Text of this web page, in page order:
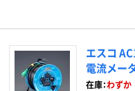
エスコ
電流メー
在庫：わずか